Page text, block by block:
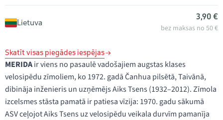
Lietuva
3,90 €
bez maksas no 50 €
Skatīt visas piegādes iespējas
MERIDAir viens no pasaulē vadošajiem augstas klases
velosipēdu zīmoliem, ko 1972. gadā Čanhua pilsētā, Taivānā,
dibināja inženieris un uzņēmējs Aiks Tsens (1932–2012). Zīmola
izcelsmes stāsta pamatā ir patiesa vīzija: 1970. gadu sākumā
ASV ceļojot Aiks Tsens uz velosipēdu veikala durvīm pamanīja